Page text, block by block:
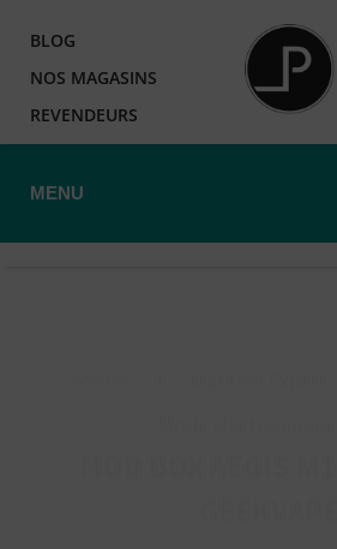
BLOG
NOS MAGASINS
REVENDEURS
MENU